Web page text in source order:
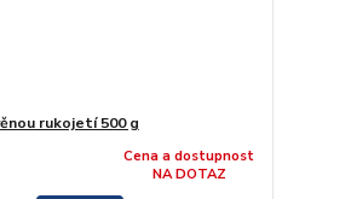
rukojetí 500 g
Cena a dostupnost
NA DOTAZ